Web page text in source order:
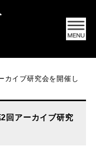
カイブ研究会を開催し
回アーカイブ研究